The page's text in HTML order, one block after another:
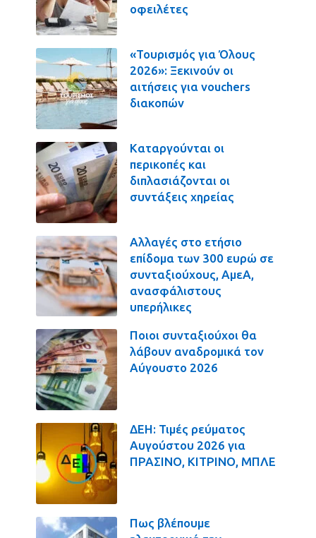
οφειλέτες
«Τουρισμός για Όλους
2026»: Ξεκινούν οι
αιτήσεις για vouchers
διακοπών
Καταργούνται οι
περικοπές και
διπλασιάζονται οι
συντάξεις χηρείας
Αλλαγές στο ετήσιο
επίδομα των 300 ευρώ σε
συνταξιούχους, ΑμεΑ,
ανασφάλιστους
υπερήλικες
Ποιοι συνταξιούχοι θα
λάβουν αναδρομικά τον
Αύγουστο 2026
ΔΕΗ: Τιμές ρεύματος
Αυγούστου 2026 για
ΠΡΑΣΙΝΟ, ΚΙΤΡΙΝΟ, ΜΠΛΕ
Πως βλέπουμε